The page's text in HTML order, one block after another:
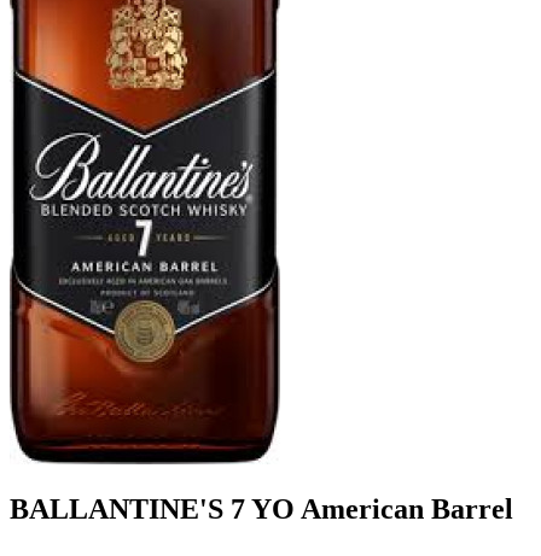
BALLANTINE'S 7 YO American Barrel